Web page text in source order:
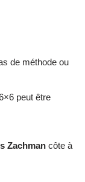
de méthode ou
peut être
Zachman côte à